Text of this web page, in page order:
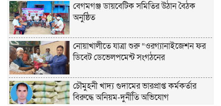
বেগমগঞ্জ ডায়বেটিক সমিতির উঠান বৈঠক
অনুষ্ঠিত
নোয়াখালীতে যাত্রা শুরু “ওরগ্যানাইজেশন ফর
ডিবেট ডেভেলপমেন্ট সংগঠনের
চৌমুহনী খাদ্য গুদামের ভারপ্রাপ্ত কর্মকর্তার
বিরুদ্ধে অনিয়ম-দুর্নীতি অভিযোগ